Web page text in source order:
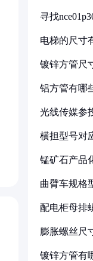
寻找
电梯的尺寸
镀锌方管尺
铝方管有哪
光线传媒参
横担型号对
锰矿石产品
曲臂车规格
配电柜母排
膨胀螺丝尺
镀锌方管有